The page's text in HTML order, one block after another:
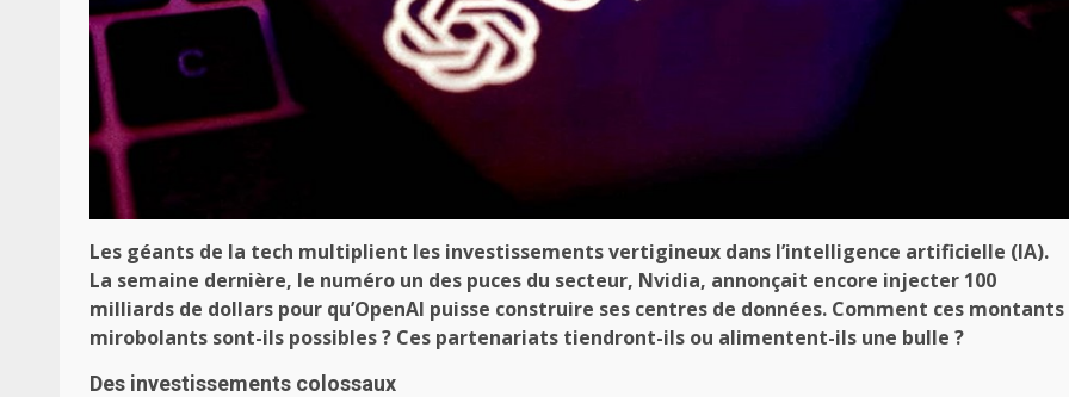
Les géants de la tech multiplient les investissements vertigineux dans l’intelligence artificielle (IA).
La semaine dernière, le numéro un des puces du secteur, Nvidia, annonçait encore injecter 100
milliards de dollars pour qu’OpenAI puisse construire ses centres de données. Comment ces montants
mirobolants sont-ils possibles ? Ces partenariats tiendront-ils ou alimentent-ils une bulle ?
Des investissements colossaux